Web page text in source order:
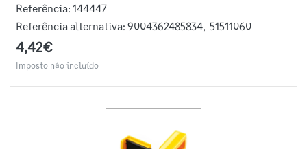
Referência: 144447
Referência alternativa: 9004362485834, 51511060
4,42€
Imposto não incluído